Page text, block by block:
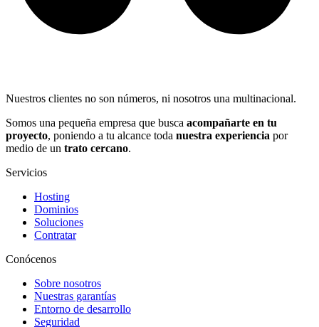
Nuestros clientes no son números, ni nosotros una multinacional.
Somos una pequeña empresa que busca acompañarte en tu
proyecto, poniendo a tu alcance toda nuestra experiencia por
medio de un trato cercano.
Servicios
Hosting
Dominios
Soluciones
Contratar
Conócenos
Sobre nosotros
Nuestras garantías
Entorno de desarrollo
Seguridad